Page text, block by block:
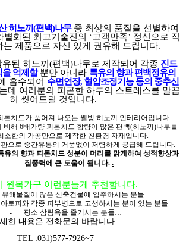
히노끼 (편백)나무 중 최상의 품질을 선별하여
별화된 최고기술진의 ‘고객만족’ 정신으로 직
는 제품으로 자신 있게 권유해 드립니다.
된 히노끼 (편백)나무로 제작되어 각종 진드
억제할 뿐만 아니라 특유의 향과 편백정유의
흡수되어 수면연장,혈압조정기능 등의 중추신
데 여러분의 피곤한 하루의 스트레스를 말끔
히 씻어드릴 것입니다.
톤치드가 품어져 나오는 웰빙 히노끼 인테리어입니다.
비해 6배가량 피톤치드 함량이 많은 편백(히노끼 )나무를
소한의 가공만으로 제작한 친환경 자재입니다.
으로 중간유통의 거품없이 저렴하게 공급해 드립니다.
유의 향과 피톤치드 성분이 머리를 맑게하여 성적향상과
집중력에 큰 도움이 됩니다. .
원목가구 이런분들게 추천합니다.
유해물질이 많은 신축건물에 입주하시는 분들
토피와 각종 피부병으로 고생하시는 분이 있는 분들
-
평소 삼림욕을 즐기시는 분들…
한 내용은 전화문의 바랍니다
TEL :031)577-7926~7